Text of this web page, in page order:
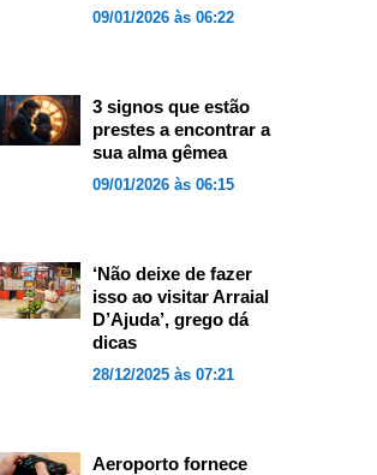
09/01/2026 às 06:22
3 signos que estão
prestes a encontrar a
sua alma gêmea
09/01/2026 às 06:15
‘Não deixe de fazer
isso ao visitar Arraial
D’Ajuda’, grego dá
dicas
28/12/2025 às 07:21
Aeroporto fornece